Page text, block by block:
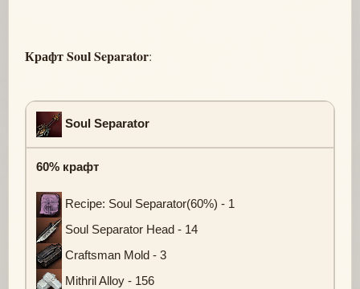
Крафт Soul Separator:
Soul Separator
60% крафт
Recipe: Soul Separator(60%) - 1
Soul Separator Head - 14
Craftsman Mold - 3
Mithril Alloy - 156